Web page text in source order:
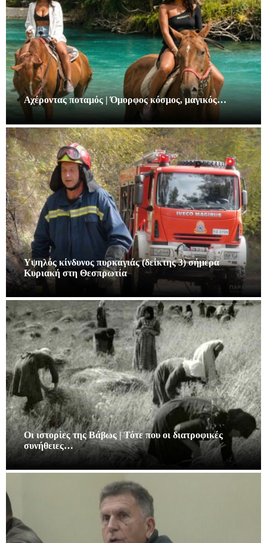
Αχέροντας ποταμός | Όμορφος κόσμος, μαγικός…
Υψηλός κίνδυνος πυρκαγιάς (δείκτης 3) σήμερα
Κυριακή στη Θεσπρωτία
Οι ιστορίες της Βάβως | Τότε που οι διατροφικές
συνήθειες…